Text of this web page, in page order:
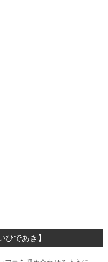
ひであき】